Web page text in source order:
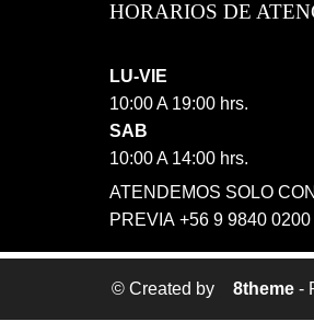
HORARIOS DE
LU-VIE
10:00 A 19:00 hrs.
SAB
10:00 A 14:00 hrs.
ATENDEMOS SOLO
PREVIA +56 9 9840 0200
© Created by 8theme -